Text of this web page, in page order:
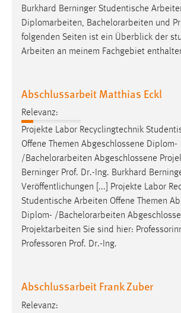
Burkhard Berninger Studentische
Diplomarbeiten, Bachelorarbeiten und
folgenden Seiten ist ein Überblick der
Arbeiten an meinem Fachgebiet
Abschlussarbeit Matthias Eckl
Relevanz:
Projekte Labor Recyclingtechnik
Offene Themen Abgeschlossene Diplom-
/ Bachelorarbeiten Abgeschlossene
Berninger Prof. Dr.-Ing. Burkhard
Veröffentlichungen [...] Projekte Labor
Studentische Arbeiten Offene Themen
Diplom- / Bachelorarbeiten
Projektarbeiten Sie sind hier:
Professoren Prof. Dr.-Ing.
Abschlussarbeit Frank Zuber
Relevanz: